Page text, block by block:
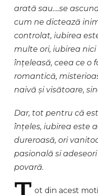
arată sau….se
cum ne dictează
controlat, iubirea
multe ori, iubirea
înțeleasă, ceea ce o
romantică,
naivă și visătoare,
Dar, tot pentru că
înțeles, iubirea este
dureroasă, ori
pasională si
povară.
ot din acest